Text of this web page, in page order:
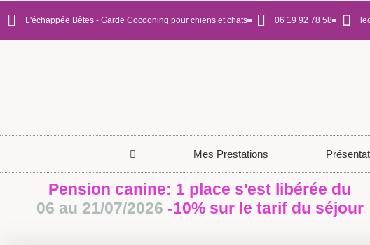
L'échappée Bêtes - Garde Cocooning pour chiens et chats 06 19 92 78 58
Mes Prestations
Pension canine: 1 place s'est libérée du
06 au 21/07/2026 -10% sur le tarif du séjour